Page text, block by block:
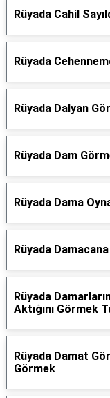
Rüyada Cahil
Rüyada
Rüyada Dalyan
Rüyada Dam
Rüyada Dama
Rüyada
Rüyada
Aktığını Görmek
Rüyada Damat
Görmek